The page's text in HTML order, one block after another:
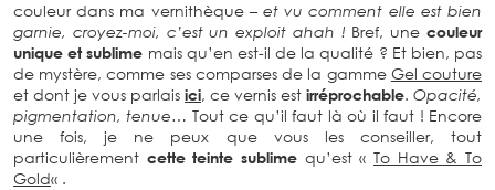
couleur dans ma vernithèque – et vu comment elle est bien
garnie, croyez-moi, c’est un exploit ahah ! Bref, unecouleur
unique et sublime mais qu’en est-il de la qualité ? Et bien, pas
de mystère, comme ses comparses de la gamme Gel couture
et dont je vous parlais ici, ce vernis est irréprochable. Opacité,
pigmentation, tenue… Tout ce qu’il faut là où il faut ! Encore
une fois, je ne peux que vous les conseiller, tout
particulièrement cette teinte sublime qu’est «To Have & To
Gold« .